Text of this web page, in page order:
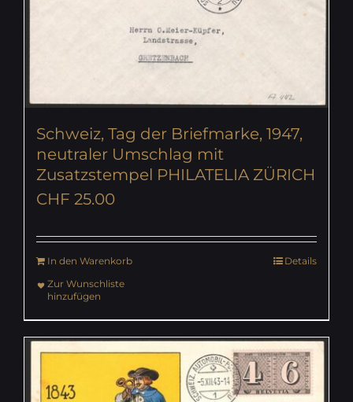
Schweiz, Tag der Briefmarke, 1947,
neutraler Umschlag mit
Zusatzstempel PHILATELIA ZÜRICH
CHF 25.00
In den Warenkorb
Details
Zur Wunschliste
hinzufügen